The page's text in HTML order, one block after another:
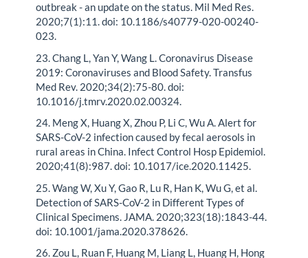
outbreak - an update on the status. Mil Med Res.
2020;7(1):11. doi: 10.1186/s40779-020-00240-
023.
23. Chang L, Yan Y, Wang L. Coronavirus Disease
2019: Coronaviruses and Blood Safety. Transfus
Med Rev. 2020;34(2):75-80. doi:
10.1016/j.tmrv.2020.02.00324.
24. Meng X, Huang X, Zhou P, Li C, Wu A. Alert for
SARS-CoV-2 infection caused by fecal aerosols in
rural areas in China. Infect Control Hosp Epidemiol.
2020;41(8):987. doi: 10.1017/ice.2020.11425.
25. Wang W, Xu Y, Gao R, Lu R, Han K, Wu G, et al.
Detection of SARS-CoV-2 in Different Types of
Clinical Specimens. JAMA. 2020;323(18):1843-44.
doi: 10.1001/jama.2020.378626.
26. Zou L, Ruan F, Huang M, Liang L, Huang H, Hong